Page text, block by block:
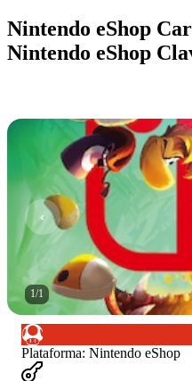
Nintendo eShop
Nintendo eShop
1/1
Plataforma: Nintendo eShop